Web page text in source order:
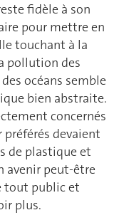
fidèle à son
pour mettre en
touchant à la
pollution des
océans semble
bien abstraite.
concernés
préférés devaient
de plastique et
avenir peut-être
tout public et
plus.